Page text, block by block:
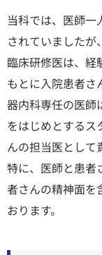
当科では、医師
されていましたが
臨床研修医は、経
もとに入院患者さ
器内科専任の医師
をはじめとするス
んの担当医として
特に、医師と患者
者さんの精神面を
おります。